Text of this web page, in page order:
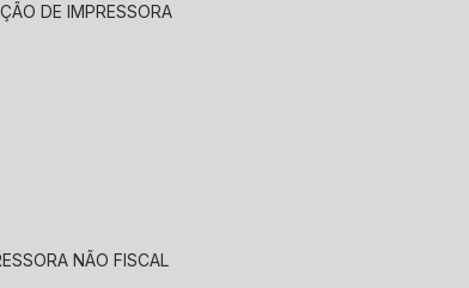
DE IMPRESSORA
NÃO FISCAL